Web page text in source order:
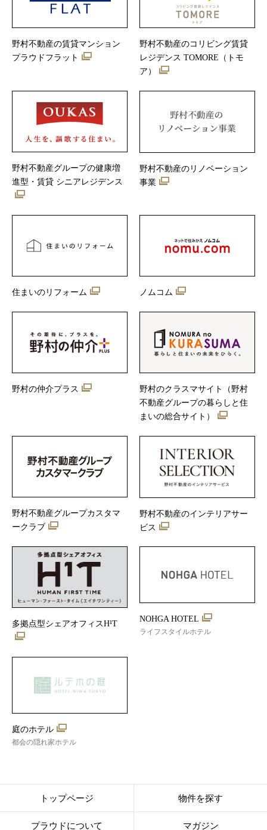
野村不動産の賃貸マンション
プラウドフラット
野村不動産のコリビング賃貸
レジデンス TOMORE（トモ
ア）
野村不動産グループの健康増
進型・賃貸 シニアレジデンス
野村不動産のリノベーション
事業
住まいのリフォーム ノムコム
野村の仲介プラス
野村のクラスマサイト（野村
不動産グループの暮らしと住
まいの総合サイト）
野村不動産グループカスタマ
ークラブ
野村不動産のインテリアサー
ビス
多拠点型シェアオフィスH¹T
NOHGA HOTEL
ライフスタイルホテル
庭のホテル
都会の隠れ家ホテル
トップページ 物件を探す
プラウドについて マガジン